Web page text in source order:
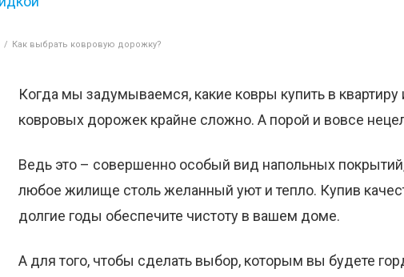
/ Как выбрать ковровую дорожку?
Когда мы задумываемся, какие ковры купить в
ковровых дорожек крайне сложно. А порой и вовсе
Ведь это – совершенно особый вид напольных
любое жилище столь желанный уют и тепло. Купив
долгие годы обеспечите чистоту в вашем доме.
А для того, чтобы сделать выбор, которым вы будете